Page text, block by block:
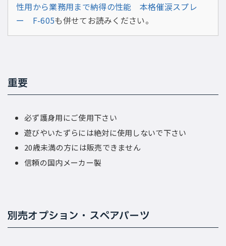
性用から業務用まで納得の性能 本格催涙スプレ
ー F-605も併せてお読みください。
重要
必ず護身用にご使用下さい
遊びやいたずらには絶対に使用しないで下さい
20歳未満の方には販売できません
信頼の国内メーカー製
別売オプション・スペアパーツ